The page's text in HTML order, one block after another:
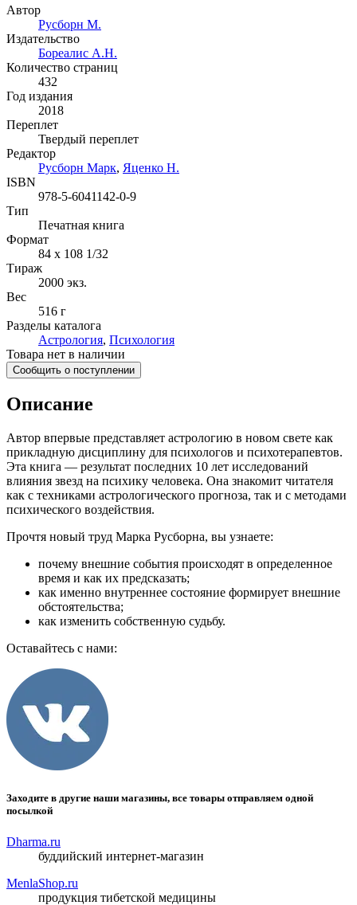
Автор
Русборн М.
Издательство
Бореалис А.Н.
Количество страниц
432
Год издания
2018
Переплет
Твердый переплет
Редактор
Русборн Марк, Яценко Н.
ISBN
978-5-6041142-0-9
Тип
Печатная книга
Формат
84 x 108 1/32
Тираж
2000 экз.
Вес
516 г
Разделы каталога
Астрология, Психология
Товара нет в наличии
Сообщить о поступлении
Описание
Автор впервые представляет астрологию в новом свете как
прикладную дисциплину для психологов и психотерапевтов.
Эта книга — результат последних 10 лет исследований
влияния звезд на психику человека. Она знакомит читателя
как с техниками астрологического прогноза, так и с методами
психического воздействия.
Прочтя новый труд Марка Русборна, вы узнаете:
почему внешние события происходят в определенное
время и как их предсказать;
как именно внутреннее состояние формирует внешние
обстоятельства;
как изменить собственную судьбу.
Оставайтесь с нами:
Заходите в другие наши магазины, все товары отправляем одной
посылкой
Dharma.ru
буддийский интернет-магазин
MenlaShop.ru
продукция тибетской медицины